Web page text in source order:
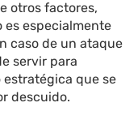
otros factores,
es especialmente
caso de un ataque
servir para
que se
descuido.